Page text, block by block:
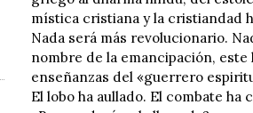
mística cristiana y la cristiandad
Nada será más revolucionario.
nombre de la emancipación,
enseñanzas del «guerrero
El lobo ha aullado. El combate ha